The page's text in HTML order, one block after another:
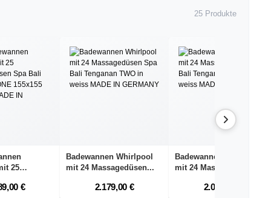
25 Produkte
25
€
Badewannen Whirlpool
mit 24 Massagedüsen...
2.179,00 €
Badewannen Whirlpool
mit 24 Massagedüsen...
2.079,00 €